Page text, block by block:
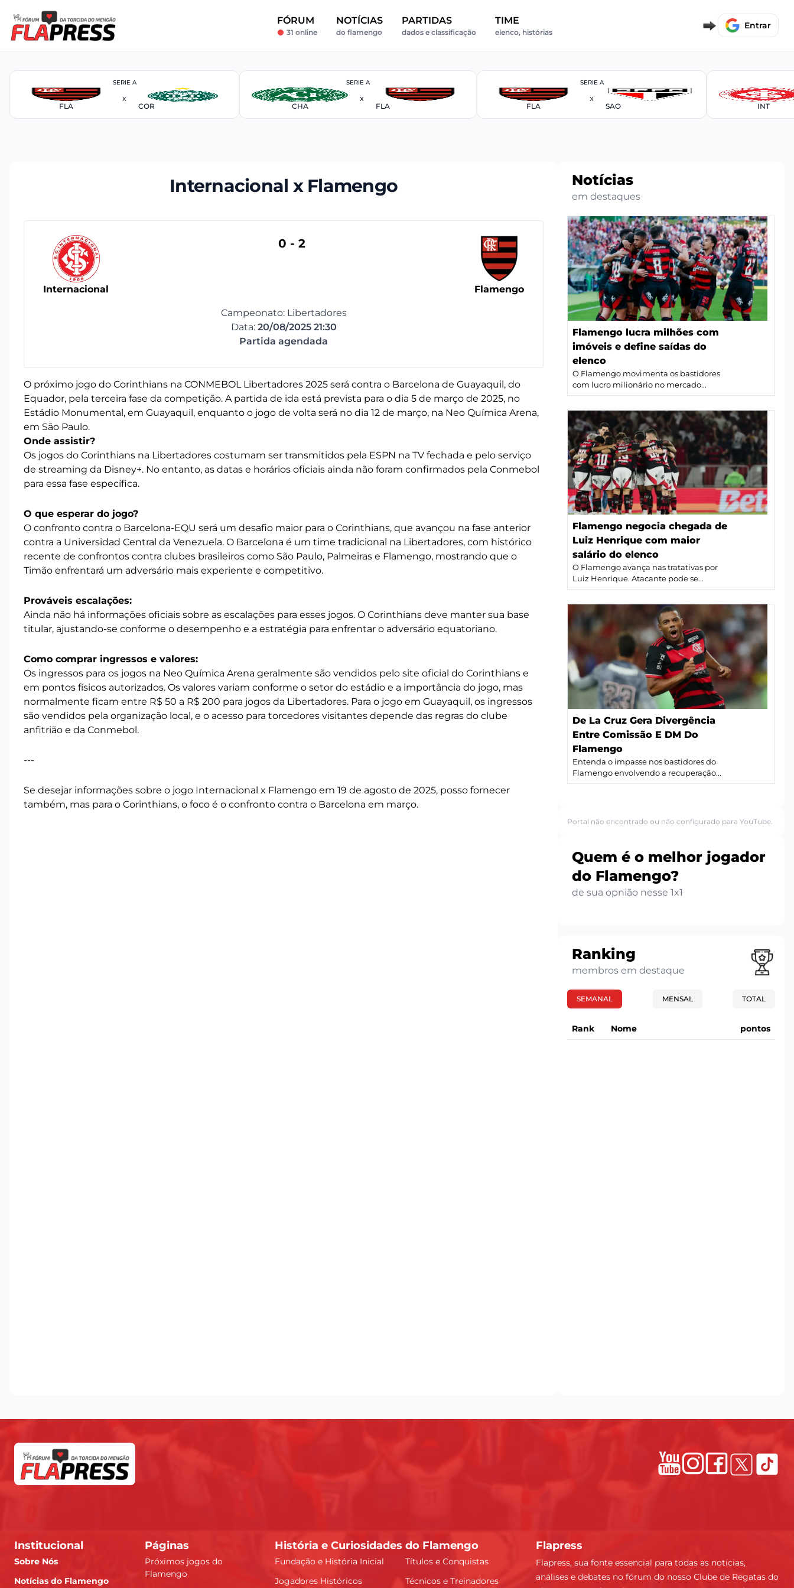
FÓRUM
31 online
NOTÍCIAS
do flamengo
PARTIDAS
dados e classificação
TIME
elenco, histórias
Entrar
SERIE A
FLA
X
COR
SERIE A
CHA
X
FLA
SERIE A
FLA
X
SAO INT
Internacional x Flamengo
Internacional
0 - 2
Flamengo
Campeonato: Libertadores
Data: 20/08/2025 21:30
Partida agendada
O próximo jogo do Corinthians na CONMEBOL Libertadores 2025 será contra o Barcelona de Guayaquil, do
Equador, pela terceira fase da competição. A partida de ida está prevista para o dia 5 de março de 2025, no
Estádio Monumental, em Guayaquil, enquanto o jogo de volta será no dia 12 de março, na Neo Química Arena,
em São Paulo.
Onde assistir?
Os jogos do Corinthians na Libertadores costumam ser transmitidos pela ESPN na TV fechada e pelo serviço
de streaming da Disney+. No entanto, as datas e horários oficiais ainda não foram confirmados pela Conmebol
para essa fase específica.
O que esperar do jogo?
O confronto contra o Barcelona-EQU será um desafio maior para o Corinthians, que avançou na fase anterior
contra a Universidad Central da Venezuela. O Barcelona é um time tradicional na Libertadores, com histórico
recente de confrontos contra clubes brasileiros como São Paulo, Palmeiras e Flamengo, mostrando que o
Timão enfrentará um adversário mais experiente e competitivo.
Prováveis escalações:
Ainda não há informações oficiais sobre as escalações para esses jogos. O Corinthians deve manter sua base
titular, ajustando-se conforme o desempenho e a estratégia para enfrentar o adversário equatoriano.
Como comprar ingressos e valores:
Os ingressos para os jogos na Neo Química Arena geralmente são vendidos pelo site oficial do Corinthians e
em pontos físicos autorizados. Os valores variam conforme o setor do estádio e a importância do jogo, mas
normalmente ficam entre R$ 50 a R$ 200 para jogos da Libertadores. Para o jogo em Guayaquil, os ingressos
são vendidos pela organização local, e o acesso para torcedores visitantes depende das regras do clube
anfitrião e da Conmebol.
---
Se desejar informações sobre o jogo Internacional x Flamengo em 19 de agosto de 2025, posso fornecer
também, mas para o Corinthians, o foco é o confronto contra o Barcelona em março.
Notícias
em destaques
Flamengo lucra milhões com
imóveis e define saídas do
elenco
O Flamengo movimenta os bastidores
com lucro milionário no mercado...
Flamengo negocia chegada de
Luiz Henrique com maior
salário do elenco
O Flamengo avança nas tratativas por
Luiz Henrique. Atacante pode se...
De La Cruz Gera Divergência
Entre Comissão E DM Do
Flamengo
Entenda o impasse nos bastidores do
Flamengo envolvendo a recuperação...
Portal não encontrado ou não configurado para YouTube.
Quem é o melhor jogador
do Flamengo?
de sua opnião nesse 1x1
Ranking
membros em destaque
SEMANAL MENSAL TOTAL
Rank Nome pontos
Institucional
Sobre Nós
Notícias do Flamengo
Páginas
Próximos jogos do
Flamengo
História e Curiosidades do Flamengo
Fundação e História Inicial
Títulos e Conquistas
Jogadores Históricos
Técnicos e Treinadores
Flapress
Flapress, sua fonte essencial para todas as notícias,
análises e debates no fórum do nosso Clube de Regatas do